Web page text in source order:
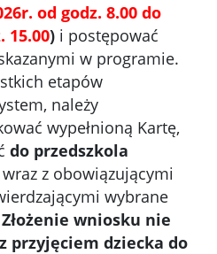
od godz. 8.00 do
15.00) i postępować
w programie.
etapów
należy
wypełnioną Kartę,
do przedszkola
wraz z obowiązującymi
wybrane
Złożenie wniosku nie
przyjęciem dziecka do